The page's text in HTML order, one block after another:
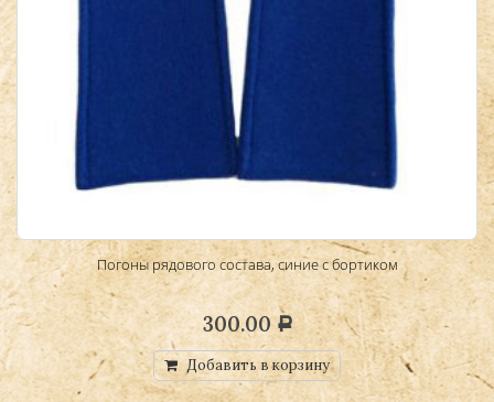
Погоны рядового состава, синие с бортиком
300.00Р
Добавить в корзину